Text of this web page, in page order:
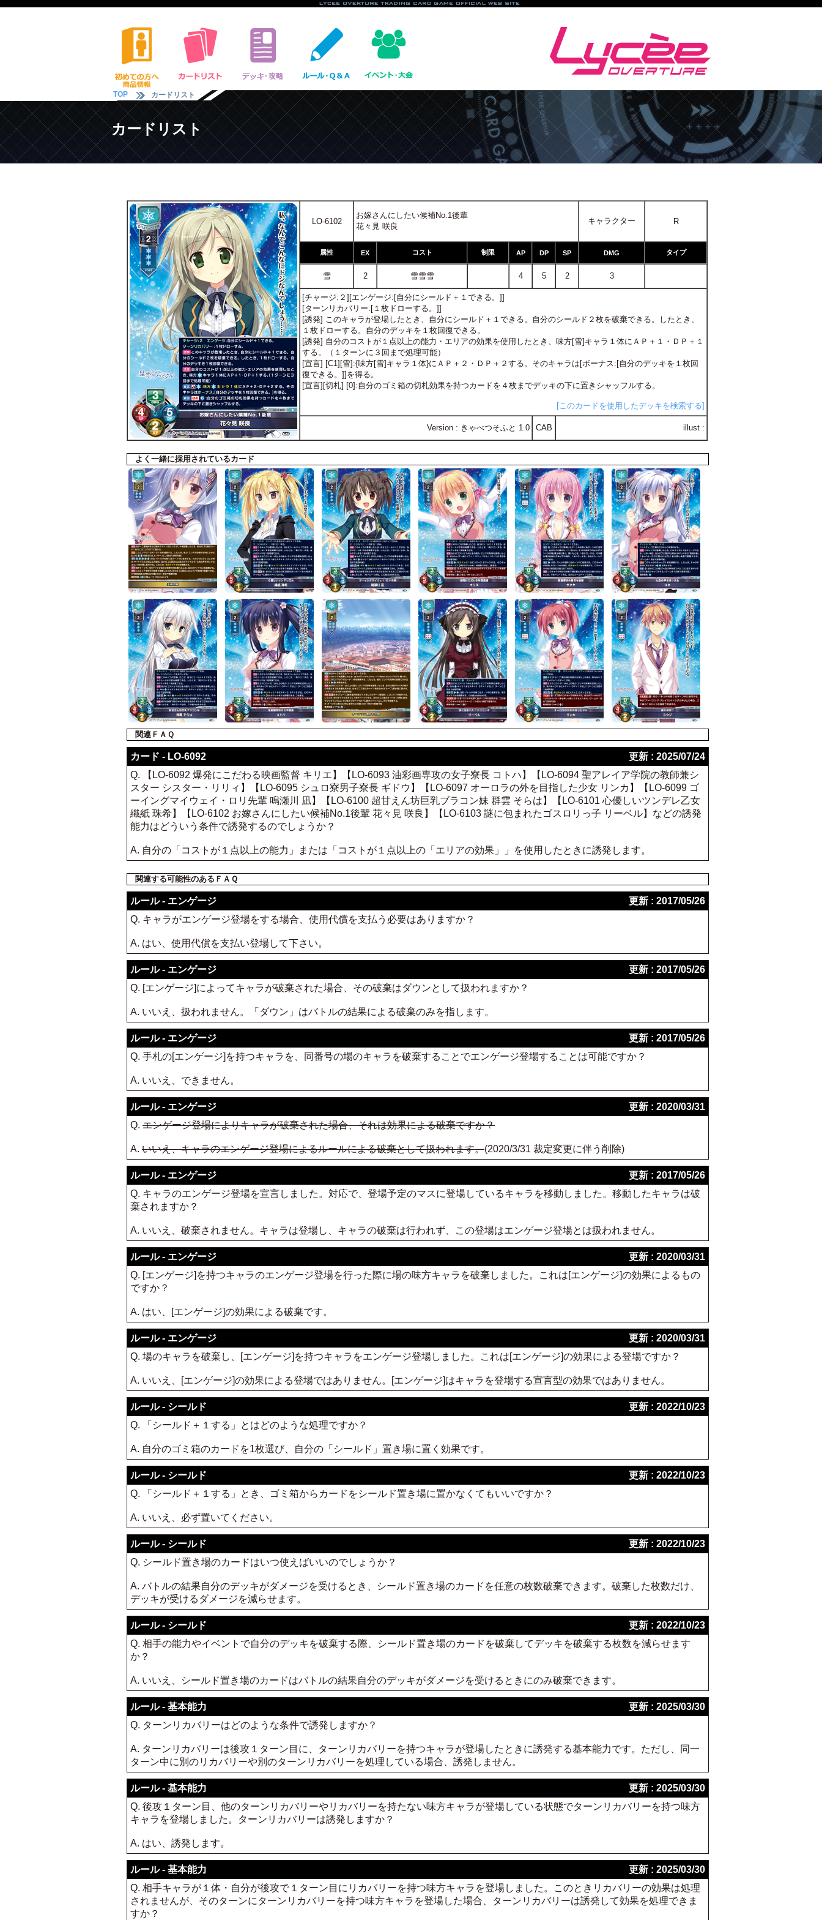
TOP カードリスト
カードリスト
LO-6102
お嫁さんにしたい候補No.1後輩
花々見 咲良
キャラクター R
属性 EX コスト 制限 AP DP SP DMG タイプ
雪 2 雪雪雪 4 5 2 3
[チャージ:２][エンゲージ:[自分にシールド＋１できる。]]
[ターンリカバリー:[１枚ドローする。]]
[誘発] このキャラが登場したとき、自分にシールド＋１できる。自分のシールド２枚を破棄できる。したとき、
１枚ドローする。自分のデッキを１枚回復できる。
[誘発] 自分のコストが１点以上の能力・エリアの効果を使用したとき、味方[雪]キャラ１体にＡＰ＋１・ＤＰ＋１
する。（１ターンに３回まで処理可能）
[宣言] [C1][雪]:{味方[雪]キャラ１体}にＡＰ＋２・ＤＰ＋２する。そのキャラは[ボーナス:[自分のデッキを１枚回
復できる。]]を得る。
[宣言][切札] [0]:自分のゴミ箱の切札効果を持つカードを４枚までデッキの下に置きシャッフルする。
[このカードを使用したデッキを検索する]
Version : きゃべつそふと 1.0 CAB illust :
よく一緒に採用されているカード
関連ＦＡＱ
カード - LO-6092
更新 : 2025/07/24
Q. 【LO-6092 爆発にこだわる映画監督 キリエ】【LO-6093 油彩画専攻の女子寮長 コトハ】【LO-6094 聖アレイア学院の教師兼シ
スター シスター・リリィ】【LO-6095 シュロ寮男子寮長 ギドウ】【LO-6097 オーロラの外を目指した少女 リンカ】【LO-6099 ゴ
ーイングマイウェイ・ロリ先輩 鳴瀬川 凪】【LO-6100 超甘えん坊巨乳ブラコン妹 群雲 そらは】【LO-6101 心優しいツンデレ乙女
織紙 珠希】【LO-6102 お嫁さんにしたい候補No.1後輩 花々見 咲良】【LO-6103 謎に包まれたゴスロリっ子 リーベル】などの誘発
能力はどういう条件で誘発するのでしょうか？
A. 自分の「コストが１点以上の能力」または「コストが１点以上の「エリアの効果」」を使用したときに誘発します。
関連する可能性のあるＦＡＱ
ルール - エンゲージ
更新 : 2017/05/26
Q. キャラがエンゲージ登場をする場合、使用代償を支払う必要はありますか？
A. はい、使用代償を支払い登場して下さい。
ルール - エンゲージ
更新 : 2017/05/26
Q. [エンゲージ]によってキャラが破棄された場合、その破棄はダウンとして扱われますか？
A. いいえ、扱われません。「ダウン」はバトルの結果による破棄のみを指します。
ルール - エンゲージ
更新 : 2017/05/26
Q. 手札の[エンゲージ]を持つキャラを、同番号の場のキャラを破棄することでエンゲージ登場することは可能ですか？
A. いいえ、できません。
ルール - エンゲージ
更新 : 2020/03/31
Q. エンゲージ登場によりキャラが破棄された場合、それは効果による破棄ですか？
A. いいえ、キャラのエンゲージ登場によるルールによる破棄として扱われます。(2020/3/31 裁定変更に伴う削除)
ルール - エンゲージ
更新 : 2017/05/26
Q. キャラのエンゲージ登場を宣言しました。対応で、登場予定のマスに登場しているキャラを移動しました。移動したキャラは破
棄されますか？
A. いいえ、破棄されません。キャラは登場し、キャラの破棄は行われず、この登場はエンゲージ登場とは扱われません。
ルール - エンゲージ
更新 : 2020/03/31
Q. [エンゲージ]を持つキャラのエンゲージ登場を行った際に場の味方キャラを破棄しました。これは[エンゲージ]の効果によるもの
ですか？
A. はい、[エンゲージ]の効果による破棄です。
ルール - エンゲージ
更新 : 2020/03/31
Q. 場のキャラを破棄し、[エンゲージ]を持つキャラをエンゲージ登場しました。これは[エンゲージ]の効果による登場ですか？
A. いいえ、[エンゲージ]の効果による登場ではありません。[エンゲージ]はキャラを登場する宣言型の効果ではありません。
ルール - シールド
更新 : 2022/10/23
Q. 「シールド＋１する」とはどのような処理ですか？
A. 自分のゴミ箱のカードを1枚選び、自分の「シールド」置き場に置く効果です。
ルール - シールド
更新 : 2022/10/23
Q. 「シールド＋１する」とき、ゴミ箱からカードをシールド置き場に置かなくてもいいですか？
A. いいえ、必ず置いてください。
ルール - シールド
更新 : 2022/10/23
Q. シールド置き場のカードはいつ使えばいいのでしょうか？
A. バトルの結果自分のデッキがダメージを受けるとき、シールド置き場のカードを任意の枚数破棄できます。破棄した枚数だけ、
デッキが受けるダメージを減らせます。
ルール - シールド
更新 : 2022/10/23
Q. 相手の能力やイベントで自分のデッキを破棄する際、シールド置き場のカードを破棄してデッキを破棄する枚数を減らせます
か？
A. いいえ、シールド置き場のカードはバトルの結果自分のデッキがダメージを受けるときにのみ破棄できます。
ルール - 基本能力
更新 : 2025/03/30
Q. ターンリカバリーはどのような条件で誘発しますか？
A. ターンリカバリーは後攻１ターン目に、ターンリカバリーを持つキャラが登場したときに誘発する基本能力です。ただし、同一
ターン中に別のリカバリーや別のターンリカバリーを処理している場合、誘発しません。
ルール - 基本能力
更新 : 2025/03/30
Q. 後攻１ターン目、他のターンリカバリーやリカバリーを持たない味方キャラが登場している状態でターンリカバリーを持つ味方
キャラを登場しました。ターンリカバリーは誘発しますか？
A. はい、誘発します。
ルール - 基本能力
更新 : 2025/03/30
Q. 相手キャラが１体・自分が後攻で１ターン目にリカバリーを持つ味方キャラを登場しました。このときリカバリーの効果は処理
されませんが、そのターンにターンリカバリーを持つ味方キャラを登場した場合、ターンリカバリーは誘発して効果を処理できま
すか？